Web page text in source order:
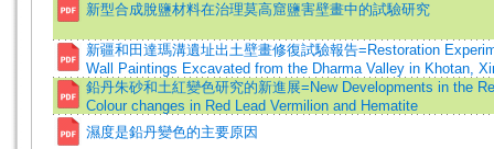
新型合成脫鹽材料在治理莫高窟鹽害壁畫中的試驗研究
新疆和田達瑪溝遺址出土壁畫修復試驗報告=Restoration
Wall Paintings Excavated from the Dharma Valley in Khotan,
鉛丹朱砂和土紅變色研究的新進展=New Developments in the
Colour changes in Red Lead Vermilion and Hematite
濕度是鉛丹變色的主要原因